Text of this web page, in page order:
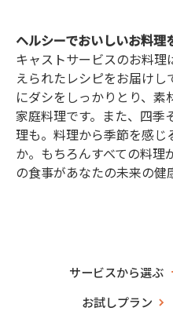
ヘルシーでおいしいお料理
キャストサービスのお料
えられたレシピをお届け
にダシをしっかりとり、
家庭料理です。また、四季
理も。料理から季節を感じ
か。もちろんすべての料理
の食事があなたの未来の健
サービスから選ぶ
お試しプラン